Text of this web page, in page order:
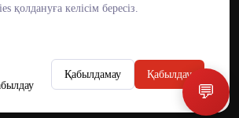
ENG KAZ RUS
қолдануға келісім бересіз.
Қабылдамау Қабылдау
💬